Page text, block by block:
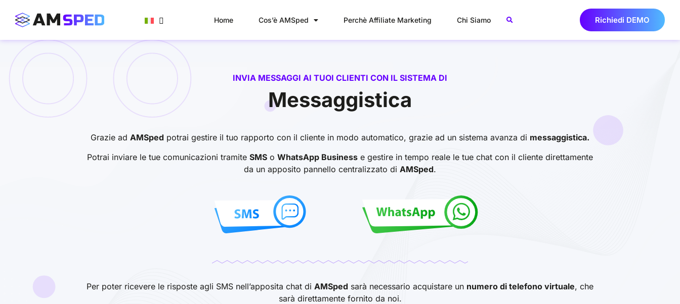
Home Cos’è AMSped Perchè Affiliate Marketing Chi Siamo Richiedi DEMO
INVIA MESSAGGI AI TUOI CLIENTI CON IL SISTEMA DI
Messaggistica
Grazie ad AMSped potrai gestire il tuo rapporto con il cliente in modo automatico, grazie ad un sistema avanza di messaggistica.
Potrai inviare le tue comunicazioni tramite SMS o WhatsApp Business e gestire in tempo reale le tue chat con il cliente direttamente
da un apposito pannello centralizzato di AMSped.
Per poter ricevere le risposte agli SMS nell’apposita chat di AMSped sarà necessario acquistare un numero di telefono virtuale, che
sarà direttamente fornito da noi.